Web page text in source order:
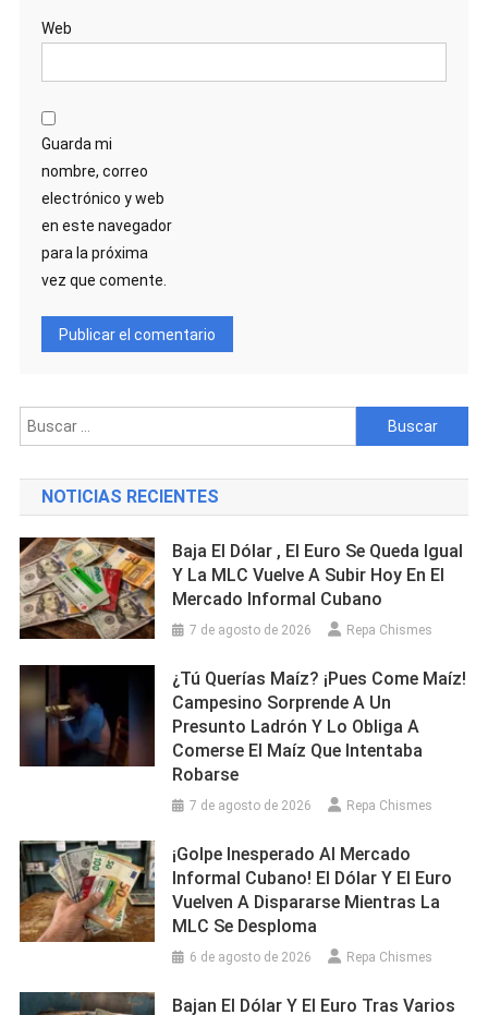
Web
Guarda mi
nombre, correo
electrónico y web
en este navegador
para la próxima
vez que comente.
Buscar:
NOTICIAS RECIENTES
Baja El Dólar , El Euro Se Queda Igual
Y La MLC Vuelve A Subir Hoy En El
Mercado Informal Cubano
7 de agosto de 2026 Repa Chismes
¿Tú Querías Maíz? ¡Pues Come Maíz!
Campesino Sorprende A Un
Presunto Ladrón Y Lo Obliga A
Comerse El Maíz Que Intentaba
Robarse
7 de agosto de 2026 Repa Chismes
¡Golpe Inesperado Al Mercado
Informal Cubano! El Dólar Y El Euro
Vuelven A Dispararse Mientras La
MLC Se Desploma
6 de agosto de 2026 Repa Chismes
Bajan El Dólar Y El Euro Tras Varios